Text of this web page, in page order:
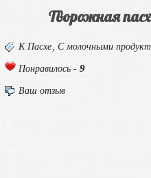
Творожная
К Пасхе, С молочными
Понравилось -9
Ваш отзыв